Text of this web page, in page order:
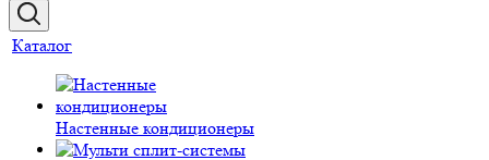
Каталог
Настенные кондиционеры